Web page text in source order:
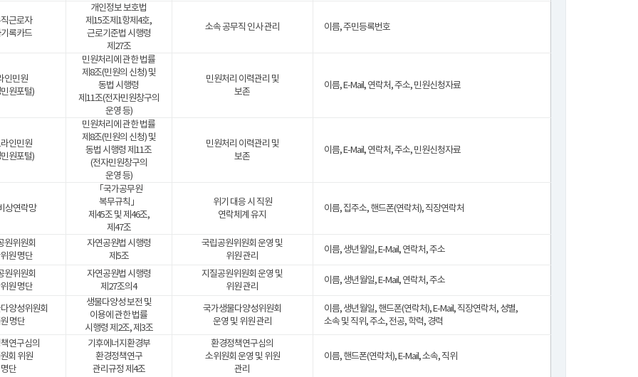
근로자
록카드
개인정보 보호법
제15조제1항제4호,
근로기준법 시행령
제27조
소속 공무직 인사 관리 이름, 주민등록번호
인민원
원포털)
민원처리에 관한 법률
제8조(민원의 신청) 및
동법 시행령
제11조(전자민원창구의
운영 등)
민원처리 이력관리 및
보존
이름, E-Mail, 연락처, 주소, 민원신청자료
인민원
원포털)
민원처리에 관한 법률
제8조(민원의 신청) 및
동법 시행령 제11조
(전자민원창구의
운영 등)
민원처리 이력관리 및
보존
이름, E-Mail, 연락처, 주소, 민원신청자료
상연락망
「국가공무원
복무규칙」
제45조 및 제46조,
제47조
위기 대응 시 직원
연락체계 유지
이름, 집주소, 핸드폰(연락처), 직장연락처
원위원회
원 명단
자연공원법 시행령
제5조
국립공원위원회 운영 및
위원 관리
이름, 생년월일, E-Mail, 연락처, 주소
원위원회
원 명단
자연공원법 시행령
제27조의4
지질공원위원회 운영 및
위원 관리
이름, 생년월일, E-Mail, 연락처, 주소
양성위원회
명단
생물다양성 보전 및
이용에 관한 법률
시행령 제2조, 제3조
국가생물다양성위원회
운영 및 위원 관리
이름, 생년월일, 핸드폰(연락처), E-Mail, 직장연락처, 성별,
소속 및 직위, 주소, 전공, 학력, 경력
연구심의
회 위원
명단
기후에너지환경부
환경정책연구
관리규정 제4조
환경정책연구심의
소위원회 운영 및 위원
관리
이름, 핸드폰(연락처), E-Mail, 소속, 직위